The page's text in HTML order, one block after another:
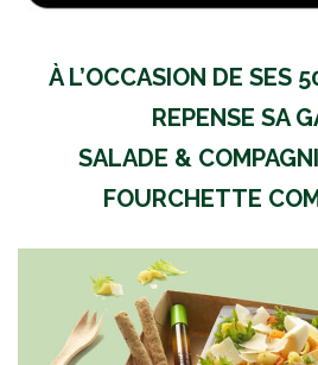
À L’OCCASION DE SES
REPENSE SA
SALADE &
FOURCHETTE